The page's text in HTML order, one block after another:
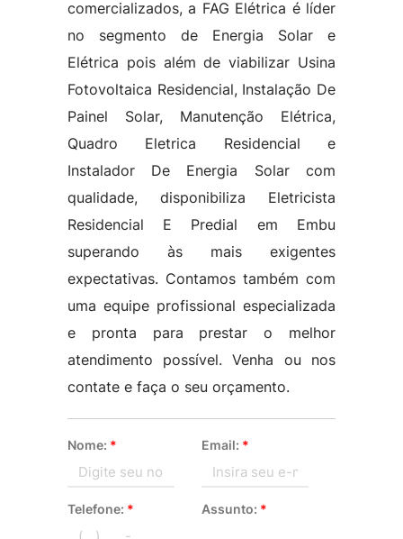
comercializados, a FAG Elétrica é líder
no segmento de Energia Solar e
Elétrica pois além de viabilizar Usina
Fotovoltaica Residencial, Instalação De
Painel Solar, Manutenção Elétrica,
Quadro Eletrica Residencial e
Instalador De Energia Solar com
qualidade, disponibiliza Eletricista
Residencial E Predial em Embu
superando às mais exigentes
expectativas. Contamos também com
uma equipe profissional especializada
e pronta para prestar o melhor
atendimento possível. Venha ou nos
contate e faça o seu orçamento.
Nome: * Email: *
Telefone: * Assunto: *